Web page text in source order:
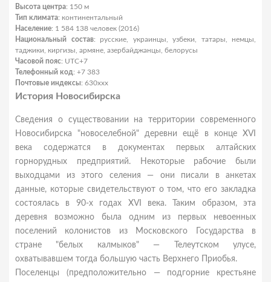
Высота центра: 150 м
Тип климата: континентальный
Население: 1 584 138 человек (2016)
Национальный состав: русские, украинцы, узбеки, татары, немцы,
таджики, киргизы, армяне, азербайджанцы, белорусы
Часовой пояс: UTC+7
Телефонный код: +7 383
Почтовые индексы: 630xxx
История Новосибирска
Сведения о существовании на территории современного
Новосибирска "новоселебной" деревни ещё в конце XVI
века содержатся в документах первых алтайских
горнорудных предприятий. Некоторые рабочие были
выходцами из этого селения — они писали в анкетах
данные, которые свидетельствуют о том, что его закладка
состоялась в 90-х годах XVI века. Таким образом, эта
деревня возможно была одним из первых невоенных
поселений колонистов из Московского Государства в
стране "белых калмыков" — Телеутском улусе,
охватывавшем тогда большую часть Верхнего Приобья.
Поселенцы (предположительно — подгорние крестьяне